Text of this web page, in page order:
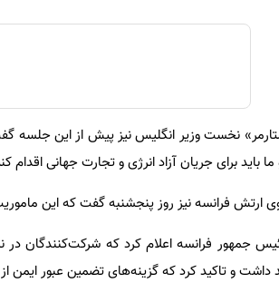
نخست وزیر انگلیس نیز پیش از این جلسه
باید برای جریان آزاد انرژی و تجارت جهانی اقدام
ارتش فرانسه نیز روز پنجشنبه گفت که این
جمهور فرانسه اعلام کرد که شرکت‌کنندگان
داشت و تاکید کرد که گزینه‌های تضمین عبور